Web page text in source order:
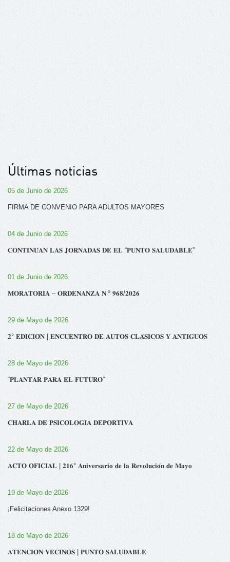
Últimas noticias
05 de Junio de 2026
FIRMA DE CONVENIO PARA ADULTOS MAYORES
04 de Junio de 2026
𝐂𝐎𝐍𝐓𝐈𝐍𝐔́𝐀𝐍 𝐋𝐀𝐒 𝐉𝐎𝐑𝐍𝐀𝐃𝐀𝐒 𝐃𝐄 𝐄𝐋 “𝐏𝐔𝐍𝐓𝐎 𝐒𝐀𝐋𝐔𝐃𝐀𝐁𝐋𝐄”
01 de Junio de 2026
𝐌𝐎𝐑𝐀𝐓𝐎𝐑𝐈𝐀 – 𝐎𝐑𝐃𝐄𝐍𝐀𝐍𝐙𝐀 𝐍‧º 𝟗𝟔𝟖/𝟐𝟎𝟐𝟔
29 de Mayo de 2026
𝟐° 𝐄𝐃𝐈𝐂𝐈𝐎́𝐍 | 𝐄𝐍𝐂𝐔𝐄𝐍𝐓𝐑𝐎 𝐃𝐄 𝐀𝐔𝐓𝐎𝐒 𝐂𝐋𝐀́𝐒𝐈𝐂𝐎𝐒 𝐘 𝐀𝐍𝐓𝐈𝐆𝐔𝐎𝐒
28 de Mayo de 2026
“𝐏𝐋𝐀𝐍𝐓𝐀𝐑 𝐏𝐀𝐑𝐀 𝐄𝐋 𝐅𝐔𝐓𝐔𝐑𝐎”
27 de Mayo de 2026
𝐂𝐇𝐀𝐑𝐋𝐀 𝐃𝐄 𝐏𝐒𝐈𝐂𝐎𝐋𝐎𝐆𝐈́𝐀 𝐃𝐄𝐏𝐎𝐑𝐓𝐈𝐕𝐀
22 de Mayo de 2026
𝐀𝐂𝐓𝐎 𝐎𝐅𝐈𝐂𝐈𝐀𝐋 | 𝟐𝟏𝟔° 𝐀𝐧𝐢𝐯𝐞𝐫𝐬𝐚𝐫𝐢𝐨 𝐝𝐞 𝐥𝐚 𝐑𝐞𝐯𝐨𝐥𝐮𝐜𝐢𝐨́𝐧 𝐝𝐞 𝐌𝐚𝐲𝐨
19 de Mayo de 2026
¡Felicitaciones Anexo 1329!
18 de Mayo de 2026
𝐀𝐓𝐄𝐍𝐂𝐈𝐎́𝐍 𝐕𝐄𝐂𝐈𝐍𝐎𝐒 | 𝐏𝐔𝐍𝐓𝐎 𝐒𝐀𝐋𝐔𝐃𝐀𝐁𝐋𝐄